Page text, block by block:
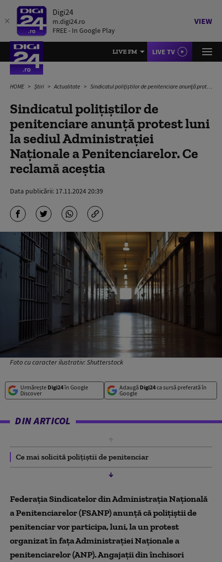
Digi24
m.digi24.ro
FREE - In Google Play
VIEW
LIVE FM LIVE TV
HOME Știri Actualitate Sindicatul poliţiştilor de penitenciare anunţă protest luni la sediul Administraţiei Naţionale a Penitenciarelor. Ce reclamă aceștia
Sindicatul poliţiştilor de
penitenciare anunţă protest luni
la sediul Administraţiei
Naţionale a Penitenciarelor. Ce
reclamă aceștia
Data publicării: 17.11.2024 20:39
Foto cu caracter ilustrativ: Shutterstock
Urmărește Digi24în Google
Discover
Adaugă Digi24ca sursă preferată în
Google
DIN ARTICOL
Ce mai solicită polițiștii de penitenciar
Federaţia Sindicatelor din Administraţia Naţională
a Penitenciarelor (FSANP) anunţă că poliţiştii de
penitenciar vor participa, luni, la un protest
organizat în faţa Administraţiei Naţionale a
penitenciarelor (ANP). Angajaţii din închisori